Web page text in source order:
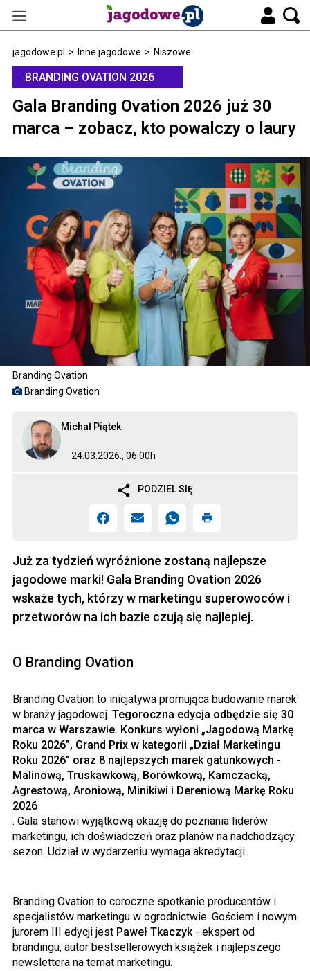
jagodowe.pl > Inne jagodowe > Niszowe
Branding Ovation
Branding Ovation
BRANDING OVATION 2026
Gala Branding Ovation 2026 już 30
marca – zobacz, kto powalczy o laury
24.03.2026., 06:00h
Michał Piątek
PODZIEL SIĘ
Już za tydzień wyróżnione zostaną najlepsze
jagodowe marki! Gala Branding Ovation 2026
wskaże tych, którzy w marketingu superowoców i
przetworów na ich bazie czują się najlepiej.
O Branding Ovation
Branding Ovation to inicjatywa promująca budowanie marek
w branży jagodowej. Tegoroczna edycja odbędzie się 30
marca w Warszawie. Konkurs wyłoni „Jagodową Markę
Roku 2026”, Grand Prix w kategorii „Dział Marketingu
Roku 2026” oraz 8 najlepszych marek gatunkowych -
Malinową, Truskawkową, Borówkową, Kamczacką,
Agrestową, Aroniową, Minikiwi i Dereniową Markę Roku
2026
. Gala stanowi wyjątkową okazję do poznania liderów
marketingu, ich doświadczeń oraz planów na nadchodzący
sezon. Udział w wydarzeniu wymaga akredytacji.
Branding Ovation to coroczne spotkanie producentów i
specjalistów marketingu w ogrodnictwie. Gościem i nowym
jurorem III edycji jest Paweł Tkaczyk - ekspert od
brandingu, autor bestsellerowych książek i najlepszego
newslettera na temat marketingu.